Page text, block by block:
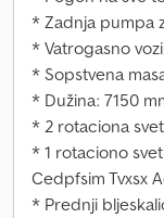
* Zadnja pumpa
* Vatrogasno
* Sopstvena
* Dužina: 7150
* 2 rotaciona
* 1 rotaciono
Cedpfsim Tvxsx
* Prednji